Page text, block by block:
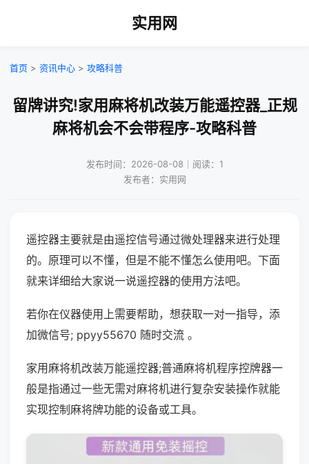
实用网
首页 > 资讯中心 > 攻略科普
留牌讲究!家用麻将机改装万能遥控器_正规
麻将机会不会带程序-攻略科普
发布时间：2026-08-08｜阅读：1
发布者：实用网
遥控器主要就是由遥控信号通过微处理器来进行处理
的。原理可以不懂，但是不能不懂怎么使用吧。下面
就来详细给大家说一说遥控器的使用方法吧。
若你在仪器使用上需要帮助，想获取一对一指导，添
加微信号; ppyy55670 随时交流 。
家用麻将机改装万能遥控器;普通麻将机程序控牌器一
般是指通过一些无需对麻将机进行复杂安装操作就能
实现控制麻将牌功能的设备或工具。